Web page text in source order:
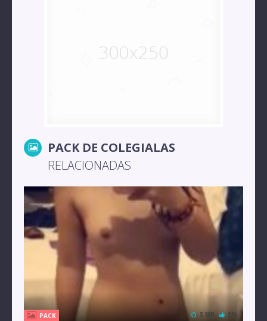
PACK DE COLEGIALAS
RELACIONADAS
PACK
5 MB 0%